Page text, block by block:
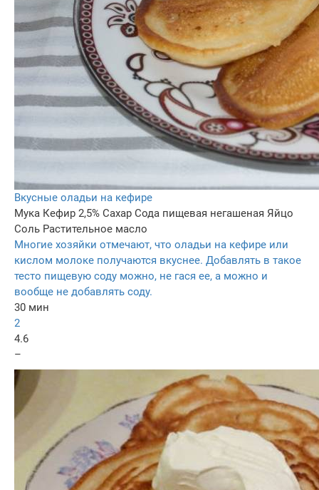
Вкусные оладьи на кефире
Мука Кефир 2,5% Сахар Сода пищевая негашеная Яйцо
Соль Растительное масло
Многие хозяйки отмечают, что оладьи на кефире или
кислом молоке получаются вкуснее. Добавлять в такое
тесто пищевую соду можно, не гася ее, а можно и
вообще не добавлять соду.
30 мин
2
4.6
–